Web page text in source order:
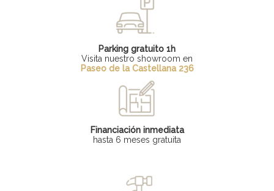
Parking gratuito 1h
Visita nuestro showroom en
Paseo de la Castellana 236
Financiación inmediata
hasta 6 meses gratuita